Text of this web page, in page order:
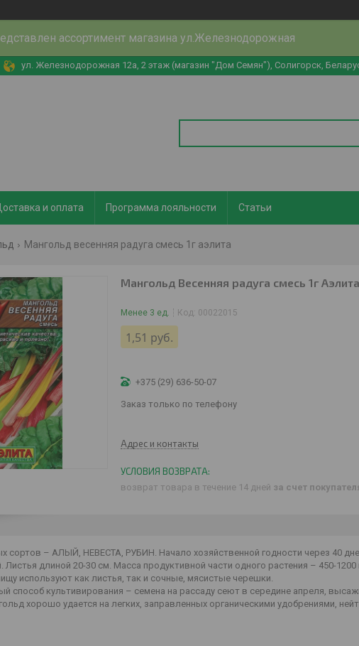
ассортимент магазина ул.Железнодорожная
ул. Железнодорожная 12а, 2 этаж (магазин "Дом Семян"), Солигорск,
и оплата Программа лояльности Статьи
Мангольд весенняя радуга смесь 1г аэлита
Мангольд Весенняя радуга смесь 1г Аэлита
Менее 3 ед. Код: 00022015
1,51 руб.
+375 (29) 636-50-07
Заказ только по телефону
Адрес и контакты
возврат товара в течение 14 дней за счет
сортов – АЛЫЙ, НЕВЕСТА, РУБИН. Начало хозяйственной годности через 40
Листья длиной 20-30 см. Масса продуктивной части одного растения – 450-
используют как листья, так и сочные, мясистые черешки.
способ культивирования – семена на рассаду сеют в середине апреля,
хорошо удается на легких, заправленных органическими удобрениями,